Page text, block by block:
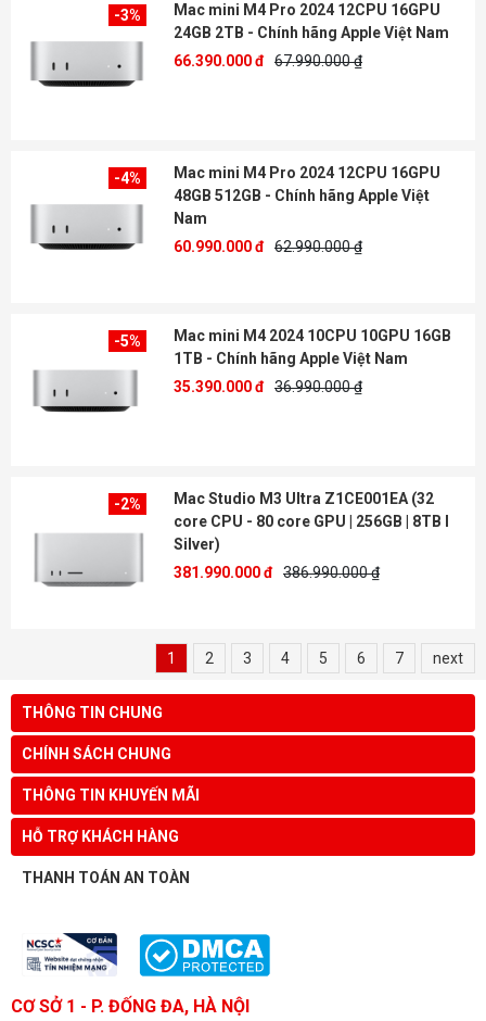
-3%
Mac mini M4 Pro 2024 12CPU 16GPU
24GB 2TB - Chính hãng Apple Việt Nam
66.390.000 đ 67.990.000 ₫
-4%
Mac mini M4 Pro 2024 12CPU 16GPU
48GB 512GB - Chính hãng Apple Việt
Nam
60.990.000 đ 62.990.000 ₫
-5%
Mac mini M4 2024 10CPU 10GPU 16GB
1TB - Chính hãng Apple Việt Nam
35.390.000 đ 36.990.000 ₫
-2%
Mac Studio M3 Ultra Z1CE001EA (32
core CPU - 80 core GPU | 256GB | 8TB I
Silver)
381.990.000 đ 386.990.000 ₫
1 2 3 4 5 6 7 next
THÔNG TIN CHUNG
CHÍNH SÁCH CHUNG
THÔNG TIN KHUYẾN MÃI
HỖ TRỢ KHÁCH HÀNG
THANH TOÁN AN TOÀN
CƠ SỞ 1 - P. ĐỐNG ĐA, HÀ NỘI